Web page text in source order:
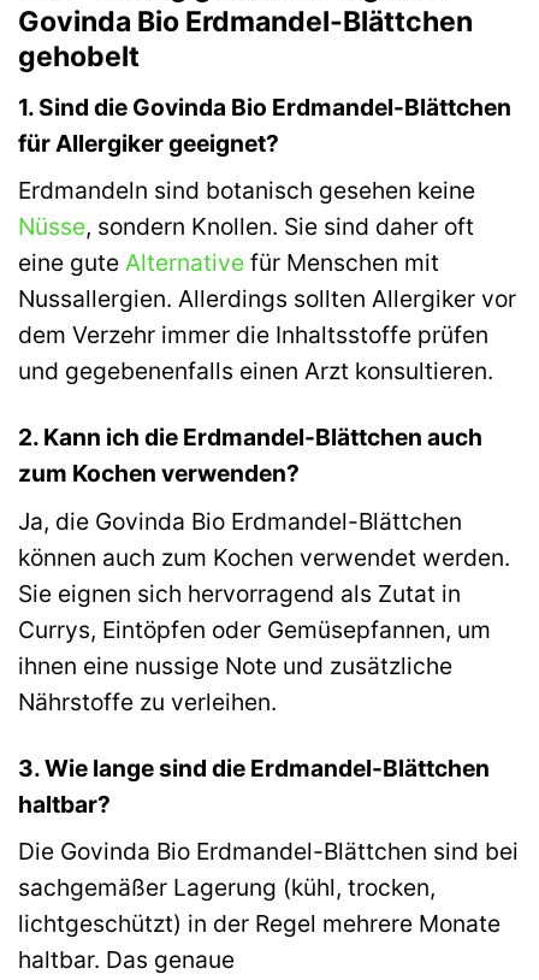
Govinda Bio Erdmandel-Blättchen
gehobelt
1. Sind die Govinda Bio Erdmandel-Blättchen
für Allergiker geeignet?
Erdmandeln sind botanisch gesehen keine
Nüsse, sondern Knollen. Sie sind daher oft
eine gute Alternative für Menschen mit
Nussallergien. Allerdings sollten Allergiker vor
dem Verzehr immer die Inhaltsstoffe prüfen
und gegebenenfalls einen Arzt konsultieren.
2. Kann ich die Erdmandel-Blättchen auch
zum Kochen verwenden?
Ja, die Govinda Bio Erdmandel-Blättchen
können auch zum Kochen verwendet werden.
Sie eignen sich hervorragend als Zutat in
Currys, Eintöpfen oder Gemüsepfannen, um
ihnen eine nussige Note und zusätzliche
Nährstoffe zu verleihen.
3. Wie lange sind die Erdmandel-Blättchen
haltbar?
Die Govinda Bio Erdmandel-Blättchen sind bei
sachgemäßer Lagerung (kühl, trocken,
lichtgeschützt) in der Regel mehrere Monate
haltbar. Das genaue